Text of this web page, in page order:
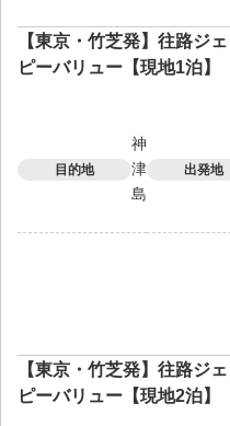
【東京・竹芝発】往路ジ
ピーバリュー【現地1泊】
目的地
神
津
島
出発地
【東京・竹芝発】往路ジ
ピーバリュー【現地2泊】